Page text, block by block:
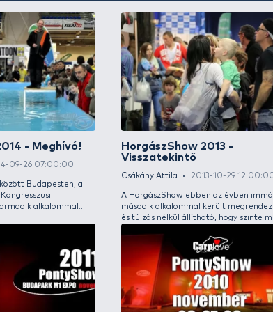
VIDEÓVAL
2015. március
SYMA-ban!
Csákány Attila 2015-03-10 07:00:00